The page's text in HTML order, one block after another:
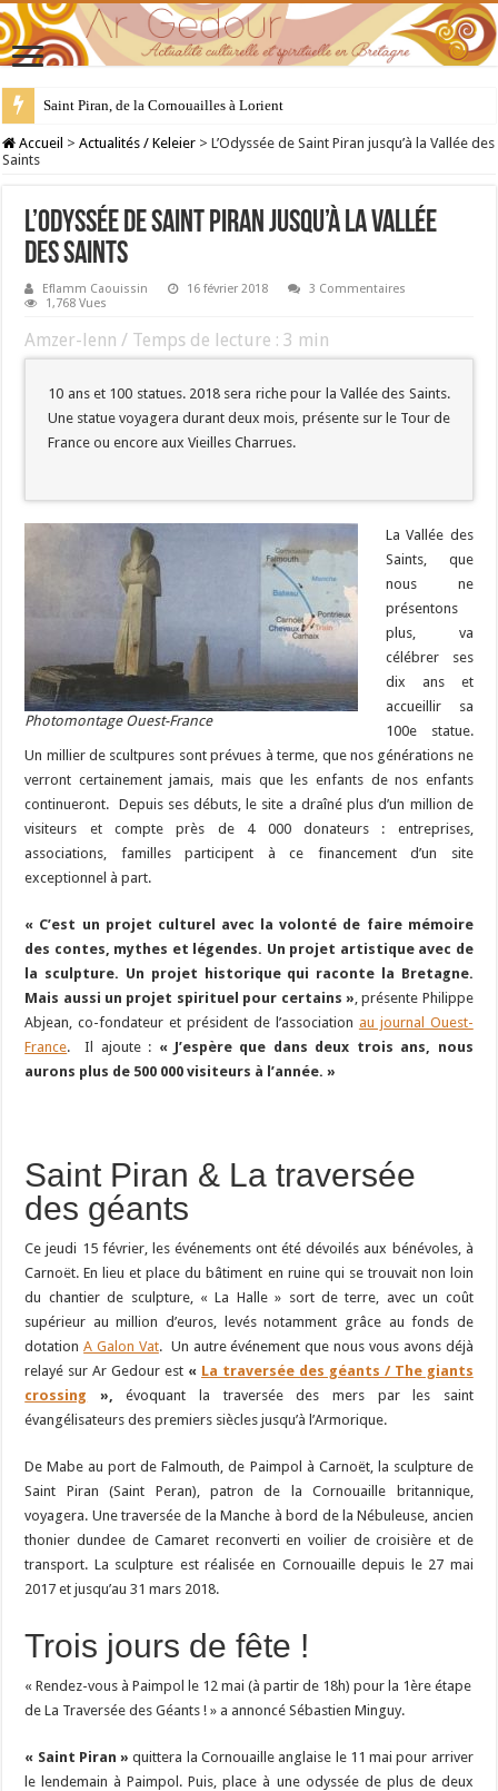
28 juillet : Saint Samson de Dol, père de la Bretagne chrétienne
Accueil > Actualités / Keleier > L’Odyssée de Saint Piran jusqu’à la Vallée des
Saints
L’Odyssée de Saint Piran jusqu’à la Vallée
des Saints
Eflamm Caouissin 16 février 2018
3 Commentaires
1,768 Vues
Amzer-lenn / Temps de lecture :3 min
10 ans et 100 statues. 2018 sera riche pour la Vallée des Saints.
Une statue voyagera durant deux mois, présente sur le Tour de
France ou encore aux Vieilles Charrues.
Photomontage Ouest-France
La Vallée des
Saints, que
nous ne
présentons
plus, va
célébrer ses
dix ans et
accueillir sa
100e statue.
Un millier de scultpures sont prévues à terme, que nos générations ne
verront certainement jamais, mais que les enfants de nos enfants
continueront. Depuis ses débuts, le site a draîné plus d’un million de
visiteurs et compte près de 4 000 donateurs : entreprises,
associations, familles participent à ce financement d’un site
exceptionnel à part.
« C’est un projet culturel avec la volonté de faire mémoire
des contes, mythes et légendes. Un projet artistique avec de
la sculpture. Un projet historique qui raconte la Bretagne.
Mais aussi un projet spirituel pour certains » , présente Philippe
Abjean, co-fondateur et président de l’association au journal Ouest-
France. Il ajoute : « J’espère que dans deux trois ans, nous
aurons plus de 500 000 visiteurs à l’année. »
Saint Piran & La traversée
des géants
Ce jeudi 15 février, les événements ont été dévoilés aux bénévoles, à
Carnoët. En lieu et place du bâtiment en ruine qui se trouvait non loin
du chantier de sculpture, « La Halle » sort de terre, avec un coût
supérieur au million d’euros, levés notamment grâce au fonds de
dotationA Galon Vat. Un autre événement que nous vous avons déjà
relayé sur Ar Gedour est « La traversée des géants / The giants
crossing »,évoquant la traversée des mers par les saint
évangélisateurs des premiers siècles jusqu’à l’Armorique.
De Mabe au port de Falmouth, de Paimpol à Carnoët, la sculpture de
Saint Piran (Saint Peran), patron de la Cornouaille britannique,
voyagera. Une traversée de la Manche à bord de la Nébuleuse, ancien
thonier dundee de Camaret reconverti en voilier de croisière et de
transport. La sculpture est réalisée en Cornouaille depuis le 27 mai
2017 et jusqu’au 31 mars 2018.
Trois jours de fête !
« Rendez-vous à Paimpol le 12 mai (à partir de 18h) pour la 1ère étape
de La Traversée des Géants ! » a annoncé Sébastien Minguy.
« Saint Piran » quittera la Cornouaille anglaise le 11 mai pour arriver
le lendemain à Paimpol. Puis, place à une odyssée de plus de deux